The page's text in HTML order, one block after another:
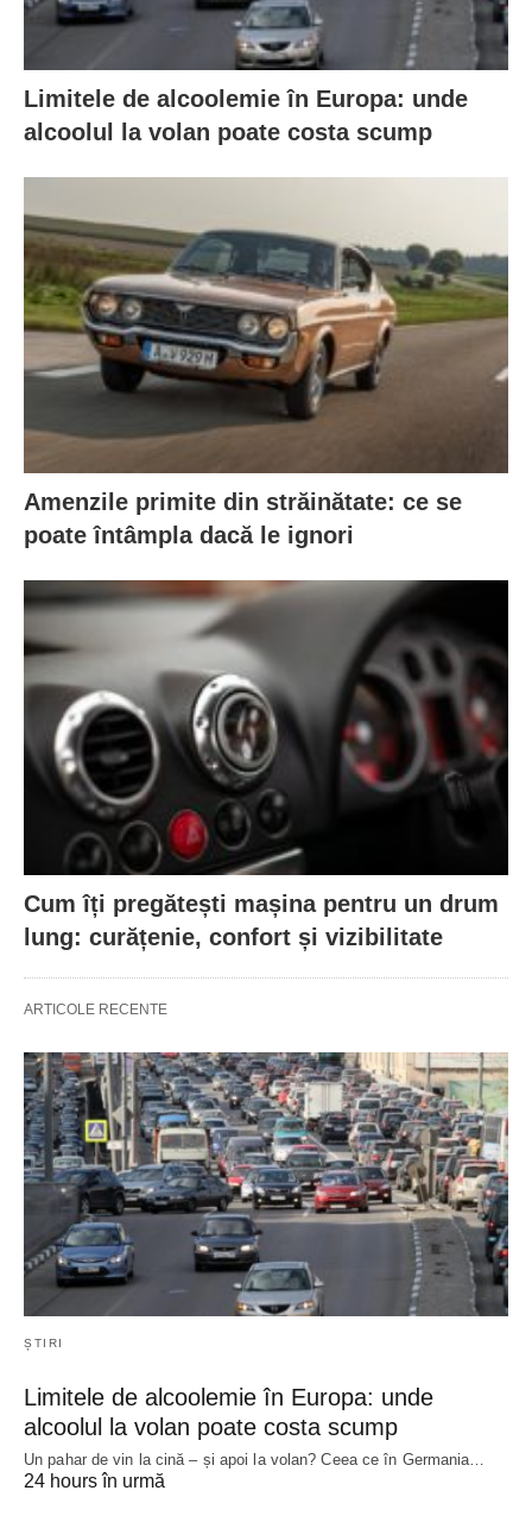
Limitele de alcoolemie în Europa: unde
alcoolul la volan poate costa scump
Amenzile primite din străinătate: ce se
poate întâmpla dacă le ignori
Cum îți pregătești mașina pentru un drum
lung: curățenie, confort și vizibilitate
ARTICOLE RECENTE
ȘTIRI
Limitele de alcoolemie în Europa: unde
alcoolul la volan poate costa scump
Un pahar de vin la cină – și apoi la volan? Ceea ce în Germania…
24 hours în urmă